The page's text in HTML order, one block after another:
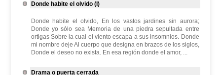
Donde habite el olvido (I)
Donde habite el olvido, En los vastos jardines sin aurora;
Donde yo sólo sea Memoria de una piedra sepultada entre
ortigas Sobre la cual el viento escapa a sus insomnios. Donde
mi nombre deje Al cuerpo que designa en brazos de los siglos,
Donde el deseo no exista. En esa región donde el amor, ...
Drama o puerta cerrada